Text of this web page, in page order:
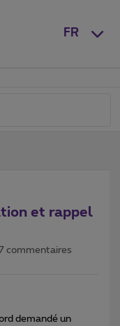
FR
et rappel
commentaires
demandé un